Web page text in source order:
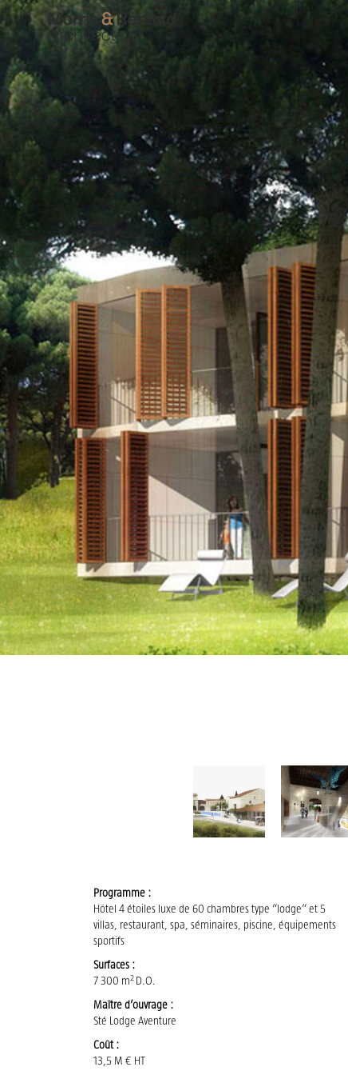
Programme :
Hôtel 4 étoiles luxe de 60 chambres type “lodge“ et 5
villas, restaurant, spa, séminaires, piscine, équipements
sportifs
Surfaces :
7 300 m2 D.O.
Maître d’ouvrage :
Sté Lodge Aventure
Coût :
13,5 M € HT